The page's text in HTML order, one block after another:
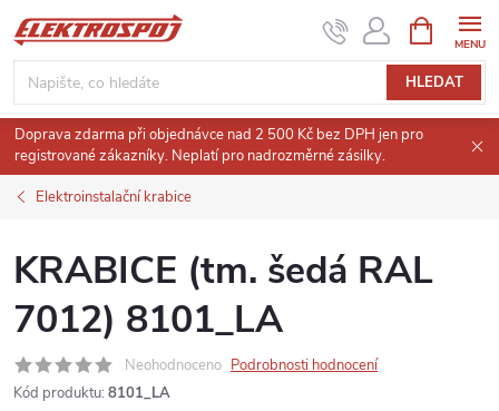
Přejít
na
obsah
HLEDAT
NÁKUPNÍ
KOŠÍK
Doprava zdarma při objednávce nad 2 500 Kč bez DPH jen pro
registrované zákazníky. Neplatí pro nadrozměrné zásilky.
Elektroinstalační krabice
KRABICE (tm. šedá RAL
7012) 8101_LA
Neohodnoceno Podrobnosti hodnocení
Kód produktu: 8101_LA